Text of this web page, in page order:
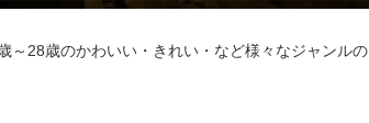
～28歳のかわいい・きれい・など様々なジャンルの